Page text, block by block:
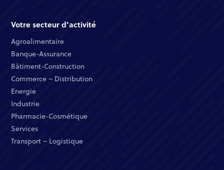
Votre secteur d’activité
Agroalimentaire
Banque-Assurance​
Bâtiment-Construction
Commerce – Distribution​
Energie​
Industrie​
Pharmacie-Cosmétique​
Services​
Transport – Logistique